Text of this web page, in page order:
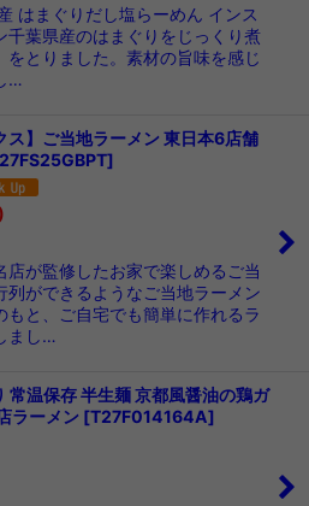
はまぐりだし塩らーめん インス
千葉県産のはまぐりをじっくり煮
をとりました。素材の旨味を感じ
…
ス】ご当地ラーメン 東日本6店舗
]
店が監修したお家で楽しめるご当
列ができるようなご当地ラーメン
もと、ご自宅でも簡単に作れるラ
まし…
常温保存 半生麺 京都風醤油の鶏ガ
ラーメン [T27F014164A]